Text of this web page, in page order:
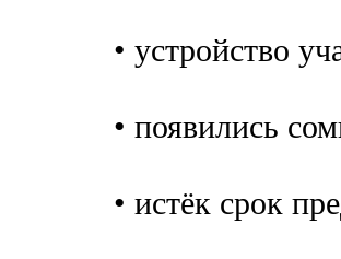
• устройство
• появились
• истёк срок